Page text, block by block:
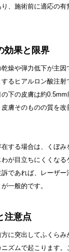
、施術前に適応の有
効果と限界
燥や弾力低下が主
るヒアルロン酸注射
下の皮膚は約
膚そのものの質を改
する場合は、くぼ
が目立ちにくくなる
であれば、レーザ
一般的です。
注意点
に突出してふくらみ
ズムで起こります。